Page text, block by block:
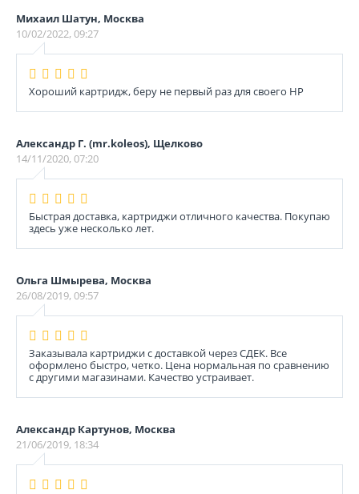
Михаил Шатун, Москва
10/02/2022, 09:27
Хороший картридж, беру не первый раз для своего НР
Александр Г. (mr.koleos), Щелково
14/11/2020, 07:20
Быстрая доставка, картриджи отличного качества. Покупаю
здесь уже несколько лет.
Ольга Шмырева, Москва
26/08/2019, 09:57
Заказывала картриджи с доставкой через СДЕК. Все
оформлено быстро, четко. Цена нормальная по сравнению
с другими магазинами. Качество устраивает.
Александр Картунов, Москва
21/06/2019, 18:34